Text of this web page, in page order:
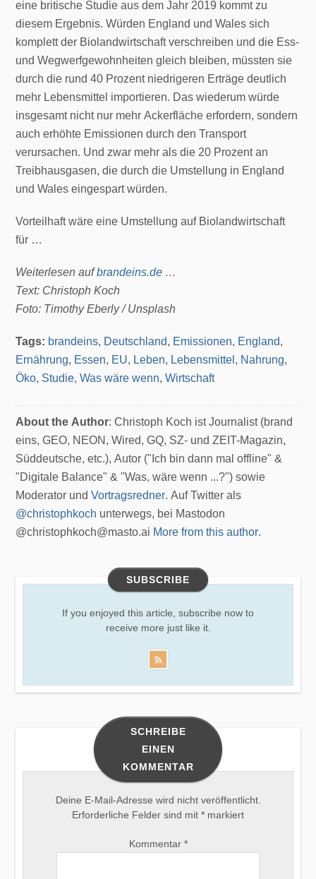
eine britische Studie aus dem Jahr 2019 kommt zu
diesem Ergebnis. Würden England und Wales sich
komplett der Biolandwirtschaft verschreiben und die Ess-
und Wegwerfgewohnheiten gleich bleiben, müssten sie
durch die rund 40 Prozent niedrigeren Erträge deutlich
mehr Lebensmittel importieren. Das wiederum würde
insgesamt nicht nur mehr Ackerfläche erfordern, sondern
auch erhöhte Emissionen durch den Transport
verursachen. Und zwar mehr als die 20 Prozent an
Treibhausgasen, die durch die Umstellung in England
und Wales eingespart würden.
Vorteilhaft wäre eine Umstellung auf Biolandwirtschaft
für …
Weiterlesen aufbrandeins.de …
Text: Christoph Koch
Foto: Timothy Eberly / Unsplash
Tags: brandeins, Deutschland, Emissionen, England,
Ernährung, Essen, EU, Leben, Lebensmittel , Nahrung,
Öko, Studie,Was wäre wenn,Wirtschaft
About the Author: Christoph Koch ist Journalist (brand
eins, GEO, NEON, Wired, GQ, SZ- und ZEIT-Magazin,
Süddeutsche, etc.), Autor ("Ich bin dann mal offline" &
"Digitale Balance" & "Was, wäre wenn ...?") sowie
Moderator undVortragsredner. Auf Twitter als
@christophkoch unterwegs, bei Mastodon
@christophkoch@masto.ai More from this author.
SUBSCRIBE
If you enjoyed this article, subscribe now to
receive more just like it.
SCHREIBE
EINEN
KOMMENTAR
Deine E-Mail-Adresse wird nicht veröffentlicht.
Erforderliche Felder sind mit * markiert
Kommentar *